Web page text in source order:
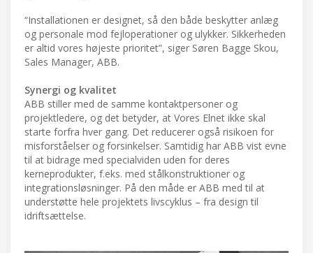
“Installationen er designet, så den både beskytter anlæg
og personale mod fejloperationer og ulykker. Sikkerheden
er altid vores højeste prioritet”, siger Søren Bagge Skou,
Sales Manager, ABB.
Synergi og kvalitet
ABB stiller med de samme kontaktpersoner og
projektledere, og det betyder, at Vores Elnet ikke skal
starte forfra hver gang. Det reducerer også risikoen for
misforståelser og forsinkelser. Samtidig har ABB vist evne
til at bidrage med specialviden uden for deres
kerneprodukter, f.eks. med stålkonstruktioner og
integrationsløsninger. På den måde er ABB med til at
understøtte hele projektets livscyklus – fra design til
idriftsættelse.